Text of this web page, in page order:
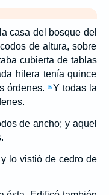
casa del bosque del
de altura, sobre
cubierta de tablas
hilera tenía quince
órdenes. 5Y todas la
de ancho; y aquel
lo vistió de cedro de